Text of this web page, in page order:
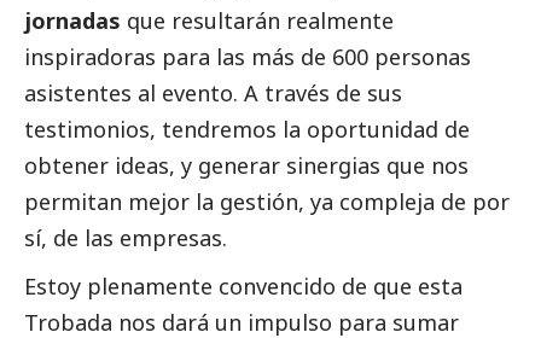
jornadas que resultarán realmente
inspiradoras para las más de 600 personas
asistentes al evento. A través de sus
testimonios, tendremos la oportunidad de
obtener ideas, y generar sinergias que nos
permitan mejor la gestión, ya compleja de por
sí, de las empresas.
Estoy plenamente convencido de que esta
Trobada nos dará un impulso para sumar